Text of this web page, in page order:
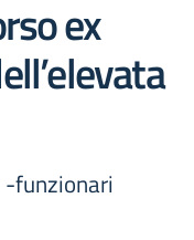
ex
-funzionari